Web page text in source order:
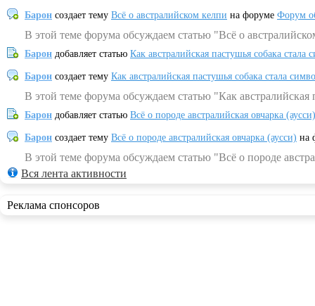
Барон создает тему Всё о австралийском келпи на форуме Форум
В этой теме форума обсуждаем статью "Всё о
Барон добавляет статью Как австралийская пастушья собака
Барон создает тему Как австралийская пастушья собака стала
В этой теме форума обсуждаем статью "Как
Барон добавляет статью Всё о породе австралийская овчарка (аусси)
Барон создает тему Всё о породе австралийская овчарка (аусси) на
В этой теме форума обсуждаем статью "Всё о породе
Вся лента активности
Реклама спонсоров